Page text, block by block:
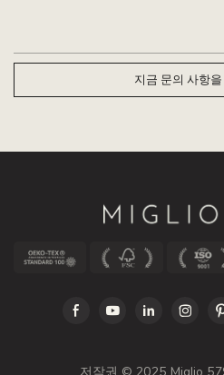
지금 문의 사항